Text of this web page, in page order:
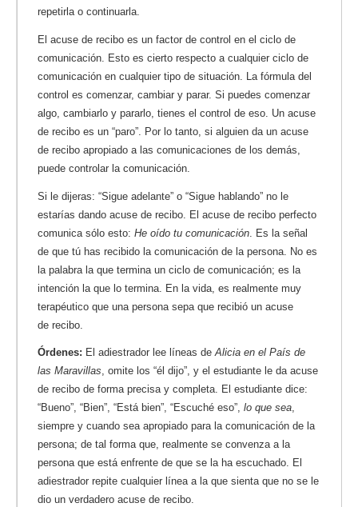
repetirla o continuarla.
El acuse de recibo es un factor de control en el ciclo de
comunicación. Esto es cierto respecto a cualquier ciclo de
comunicación en cualquier tipo de situación. La fórmula del
control es comenzar, cambiar y parar. Si puedes comenzar
algo, cambiarlo y pararlo, tienes el control de eso. Un acuse
de recibo es un “paro”. Por lo tanto, si alguien da un acuse
de recibo apropiado a las comunicaciones de los demás,
puede controlar la comunicación.
Si le dijeras: “Sigue adelante” o “Sigue hablando” no le
estarías dando acuse de recibo. El acuse de recibo perfecto
comunica sólo esto: He oído tu comunicación . Es la señal
de que tú has recibido la comunicación de la persona. No es
la palabra la que termina un ciclo de comunicación; es la
intención la que lo termina. En la vida, es realmente muy
terapéutico que una persona sepa que recibió un acuse
de recibo.
Órdenes: El adiestrador lee líneas deAlicia en el País de
las Maravillas, omite los “él dijo”, y el estudiante le da acuse
de recibo de forma precisa y completa. El estudiante dice:
“Bueno”, “Bien”, “Está bien”, “Escuché eso”, lo que sea,
siempre y cuando sea apropiado para la comunicación de la
persona; de tal forma que, realmente se convenza a la
persona que está enfrente de que se la ha escuchado. El
adiestrador repite cualquier línea a la que sienta que no se le
dio un verdadero acuse de recibo.